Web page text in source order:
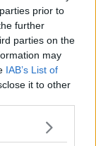
prior to
further
parties on the
may
IAB’s List of
it to other
sulla
di 10 anni
ai giovani